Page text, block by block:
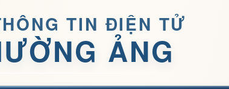
TIN ĐIỆN TỬ
ẢNG